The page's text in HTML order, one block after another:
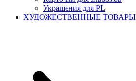
Украшения для PL
ХУДОЖЕСТВЕННЫЕ ТОВАРЫ